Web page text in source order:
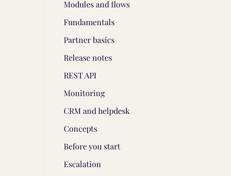
Modules and flows
Fundamentals
Partner basics
Release notes
REST API
Monitoring
CRM and helpdesk
Concepts
Before you start
Escalation